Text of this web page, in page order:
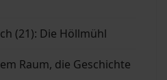
(21): Die Höllmühl
Raum, die Geschichte